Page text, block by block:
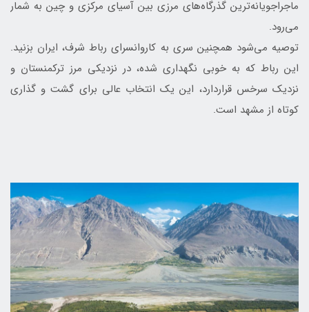
ماجراجویانه‌ترین گذرگاه‌های مرزی بین آسیای مرکزی و چین به شمار
می‌رود.
توصیه می‌شود همچنین سری به کاروانسرای رباط شرف، ایران بزنید.
این رباط که به خوبی نگهداری شده، در نزدیکی مرز ترکمنستان و
نزدیک سرخس قراردارد، این یک انتخاب عالی برای گشت و گذاری
کوتاه از مشهد است.